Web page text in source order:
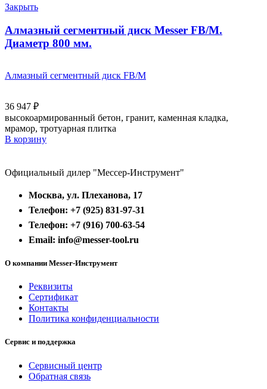
Закрыть
Алмазный сегментный диск Messer FB/M.
Диаметр 800 мм.
Алмазный сегментный диск FB/M
36 947 ₽
высокоармированный бетон, гранит, каменная кладка,
мрамор, тротуарная плитка
В корзину
Официальный дилер "Мессер-Инструмент"
Москва, ул. Плеханова, 17
Телефон: +7 (925) 831-97-31
Телефон: +7 (916) 700-63-54
Email: info@messer-tool.ru
О компании Messer-Инструмент
Реквизиты
Сертификат
Контакты
Политика конфиденциальности
Сервис и поддержка
Сервисный центр
Обратная связь